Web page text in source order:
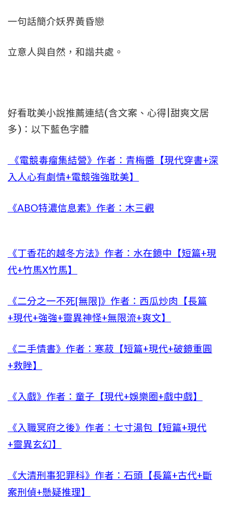
一句話簡介妖界黃昏戀
立意人與自然，和諧共處。
好看耽美小說推薦連結(含文案、心得|甜爽文居
多)：以下藍色字體
《電競毒瘤集結營》作者：青梅醬【現代穿書+深
入人心有劇情+電競強強耽美】
《ABO特濃信息素》作者：木三觀
《丁香花的越冬方法》作者：水在鏡中【短篇+現
代+竹馬X竹馬】
《二分之一不死[無限]》作者：西瓜炒肉【長篇
+現代+強強+靈異神怪+無限流+爽文】
《二手情書》作者：寒菽【短篇+現代+破鏡重圓
+救睉】
《入戲》作者：童子【現代+娛樂圈+戲中戲】
《入職冥府之後》作者：七寸湯包【短篇+現代
+靈異玄幻】
《大清刑事犯罪科》作者：石頭【長篇+古代+斷
案刑偵+懸疑推理】